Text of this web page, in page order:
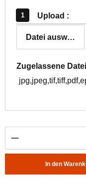
Upload :
Datei auswählen
Zugelassene
Produkt
In den